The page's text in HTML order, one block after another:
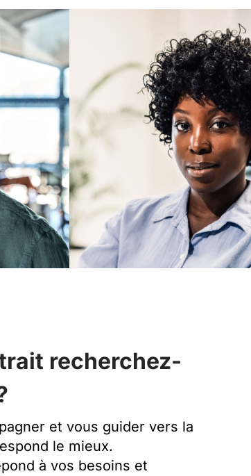
recherchez-
et vous guider vers la
le mieux.
à vos besoins et